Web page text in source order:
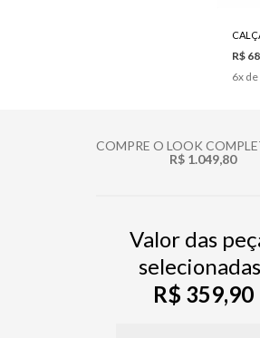
R$
6x de
COMPRE O LOOK
R$ 1.049,80
Valor das
R$ 359,90